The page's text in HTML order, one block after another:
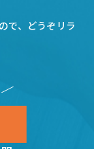
で、どうぞリラ